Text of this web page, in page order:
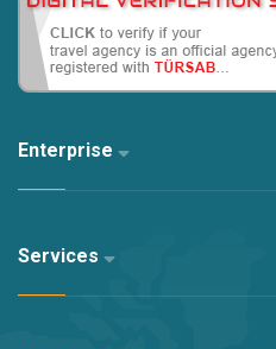
Enterprise
Services